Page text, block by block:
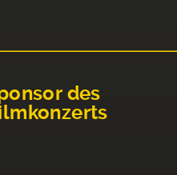
des